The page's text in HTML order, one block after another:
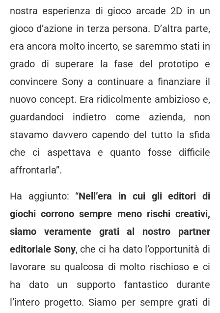
nostra esperienza di gioco arcade 2D in un
gioco d’azione in terza persona. D’altra parte,
era ancora molto incerto, se saremmo stati in
grado di superare la fase del prototipo e
convincere Sony a continuare a finanziare il
nuovo concept. Era ridicolmente ambizioso e,
guardandoci indietro come azienda, non
stavamo davvero capendo del tutto la sfida
che ci aspettava e quanto fosse difficile
affrontarla”.
Ha aggiunto: “Nell’era in cui gli editori di
giochi corrono sempre meno rischi creativi,
siamo veramente grati al nostro partner
editoriale Sony, che ci ha dato l’opportunità di
lavorare su qualcosa di molto rischioso e ci
ha dato un supporto fantastico durante
l’intero progetto. Siamo per sempre grati di